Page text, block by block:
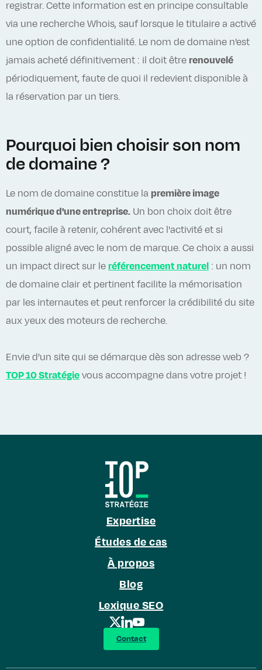
registrar. Cette information est en principe consultable
via une recherche Whois, sauf lorsque le titulaire a activé
une option de confidentialité. Le nom de domaine n'est
jamais acheté définitivement : il doit être renouvelé
périodiquement, faute de quoi il redevient disponible à
la réservation par un tiers.
Pourquoi bien choisir son nom
de domaine ?
Le nom de domaine constitue la première image
numérique d'une entreprise. Un bon choix doit être
court, facile à retenir, cohérent avec l'activité et si
possible aligné avec le nom de marque. Ce choix a aussi
un impact direct sur le référencement naturel : un nom
de domaine clair et pertinent facilite la mémorisation
par les internautes et peut renforcer la crédibilité du site
aux yeux des moteurs de recherche.
Envie d'un site qui se démarque dès son adresse web ?
TOP 10 Stratégie vous accompagne dans votre projet !
Expertise
Études de cas
À propos
Blog
Lexique SEO
Contact